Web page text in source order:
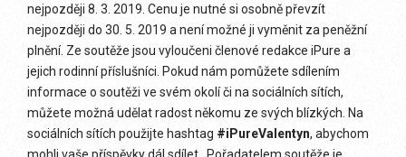
nejpozději 8. 3. 2019. Cenu je nutné si osobně převzít
nejpozději do 30. 5. 2019 a není možné ji vyměnit za peněžní
plnění. Ze soutěže jsou vyloučeni členové redakce iPure a
jejich rodinní příslušníci. Pokud nám pomůžete sdílením
informace o soutěži ve svém okolí či na sociálních sítích,
můžete možná udělat radost někomu ze svých blízkých. Na
sociálních sítích použijte hashtag #iPureValentyn, abychom